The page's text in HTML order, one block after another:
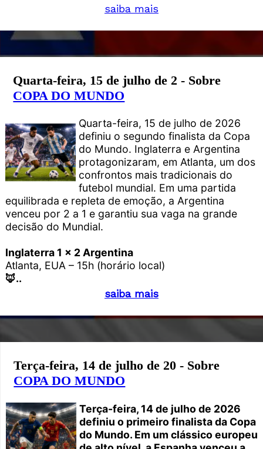
saiba mais
Quarta-feira, 15 de julho de 2 - Sobre
COPA DO MUNDO
Quarta-feira, 15 de julho de 2026
definiu o segundo finalista da Copa
do Mundo. Inglaterra e Argentina
protagonizaram, em Atlanta, um dos
confrontos mais tradicionais do
futebol mundial. Em uma partida
equilibrada e repleta de emoção, a Argentina
venceu por 2 a 1 e garantiu sua vaga na grande
decisão do Mundial.
Inglaterra 1 x 2 Argentina
Atlanta, EUA – 15h (horário local)
🦊..
saiba mais
Terça-feira, 14 de julho de 20 - Sobre
COPA DO MUNDO
Terça-feira, 14 de julho de 2026
definiu o primeiro finalista da Copa
do Mundo. Em um clássico europeu